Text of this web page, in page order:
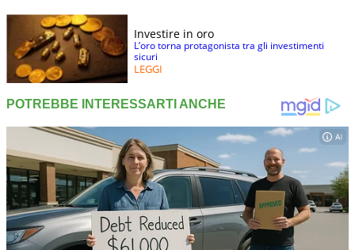
Investire in oro
L’oro torna protagonista tra gli investimenti
sicuri
LEGGI